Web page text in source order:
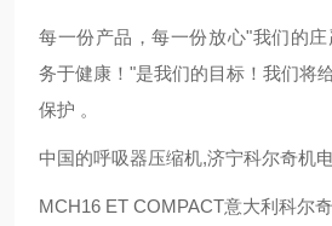
每一份产品，每一份放心"我们的
务于健康！"是我们的目标！我们将
保护 。
中国的呼吸器压缩机,济宁科尔奇机
MCH16 ET COMPACT意大利科尔